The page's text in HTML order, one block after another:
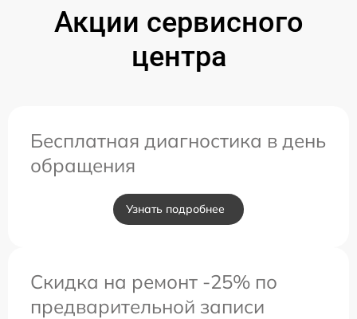
Акции сервисного
центра
Бесплатная диагностика в день
обращения
Узнать подробнее
Скидка на ремонт -25% по
предварительной записи